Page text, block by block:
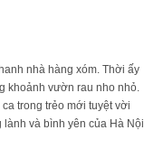
nhà hàng xóm. Thời ấy
khoảnh vườn rau nho nhỏ.
trong trẻo mới tuyệt vời
và bình yên của Hà Nội